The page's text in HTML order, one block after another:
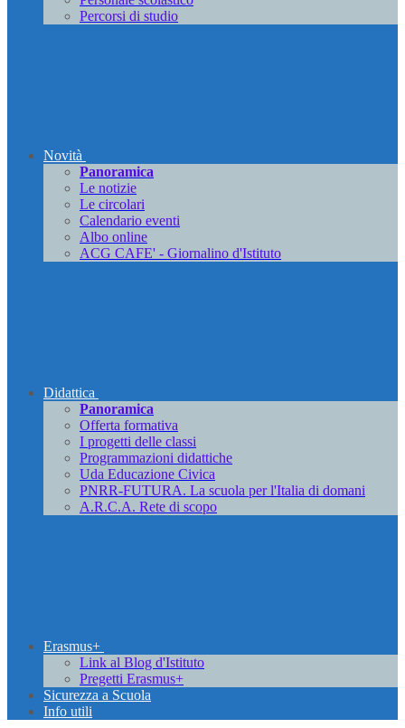
Percorsi di studio
Novità
Panoramica
Le notizie
Le circolari
Calendario eventi
Albo online
ACG CAFE' - Giornalino d'Istituto
Didattica
Panoramica
Offerta formativa
I progetti delle classi
Programmazioni didattiche
Uda Educazione Civica
PNRR-FUTURA. La scuola per l'Italia di domani
A.R.C.A. Rete di scopo
Erasmus+
Link al Blog d'Istituto
Pregetti Erasmus+
Sicurezza a Scuola
Info utili